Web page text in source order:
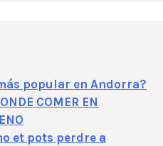
popular en Andorra?
COMER EN
et pots perdre a